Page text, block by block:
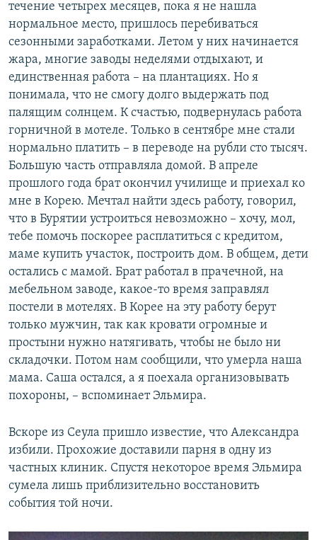
течение четырех месяцев, пока я не нашла
нормальное место, пришлось перебиваться
сезонными заработками. Летом у них начинается
жара, многие заводы неделями отдыхают, и
единственная работа – на плантациях. Но я
понимала, что не смогу долго выдержать под
палящим солнцем. К счастью, подвернулась работа
горничной в мотеле. Только в сентябре мне стали
нормально платить – в переводе на рубли сто тысяч.
Большую часть отправляла домой. В апреле
прошлого года брат окончил училище и приехал ко
мне в Корею. Мечтал найти здесь работу, говорил,
что в Бурятии устроиться невозможно – хочу, мол,
тебе помочь поскорее расплатиться с кредитом,
маме купить участок, построить дом. В общем, дети
остались с мамой. Брат работал в прачечной, на
мебельном заводе, какое-то время заправлял
постели в мотелях. В Корее на эту работу берут
только мужчин, так как кровати огромные и
простыни нужно натягивать, чтобы не было ни
складочки. Потом нам сообщили, что умерла наша
мама. Саша остался, а я поехала организовывать
похороны, – вспоминает Эльмира.
​Вскоре из Сеула пришло известие, что Александра
избили. Прохожие доставили парня в одну из
частных клиник. Спустя некоторое время Эльмира
сумела лишь приблизительно восстановить
события той ночи.